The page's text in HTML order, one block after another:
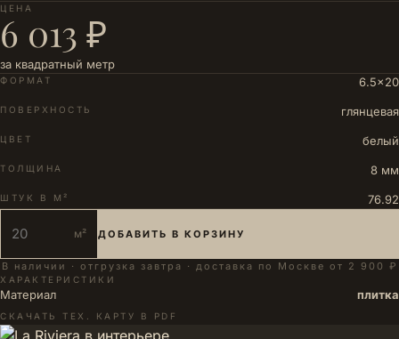
ЦЕНА
6 013 ₽
за квадратный метр
ФОРМАТ 6.5×20
ПОВЕРХНОСТЬ глянцевая
ЦВЕТ белый
ТОЛЩИНА 8 мм
ШТУК В М² 76.92
м² ДОБАВИТЬ В КОРЗИНУ
В наличии · отгрузка завтра · доставка по Москве от 2 900 ₽
ХАРАКТЕРИСТИКИ
Материал плитка
СКАЧАТЬ ТЕХ. КАРТУ В PDF